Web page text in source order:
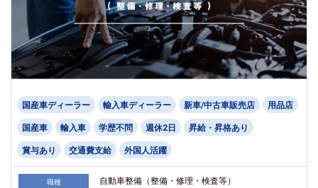
国産車ディーラー 輸入車ディーラー 新車/中古車販売店 用品店
国産車 輸入車 学歴不問 週休2日 昇給・昇格あり
賞与あり 交通費支給 外国人活躍
職種 自動車整備（整備・修理・検査等）